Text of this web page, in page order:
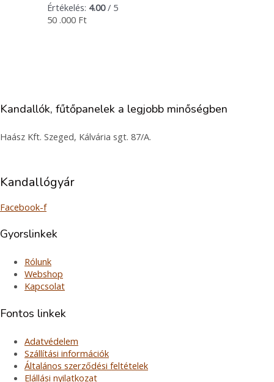
Értékelés: 4.00/ 5
50 .000 Ft
Kandallók, fűtőpanelek a legjobb minőségben
Haász Kft. Szeged, Kálvária sgt. 87/A.
Kandallógyár
Facebook-f
Gyorslinkek
Rólunk
Webshop
Kapcsolat
Fontos linkek
Adatvédelem
Szállítási információk
Általános szerződési feltételek
Elállási nyilatkozat